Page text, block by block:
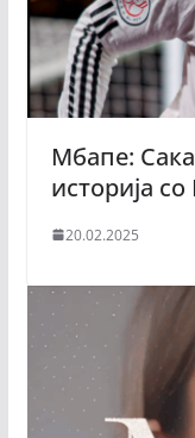
Мбапе:
историја со
20.02.2025